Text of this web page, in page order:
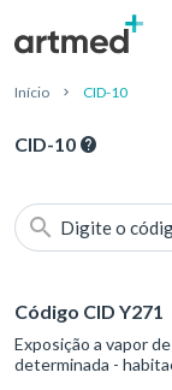
Início CID-10
CID-10
Digite o
Código CID Y271
Exposição a vapor
determinada -